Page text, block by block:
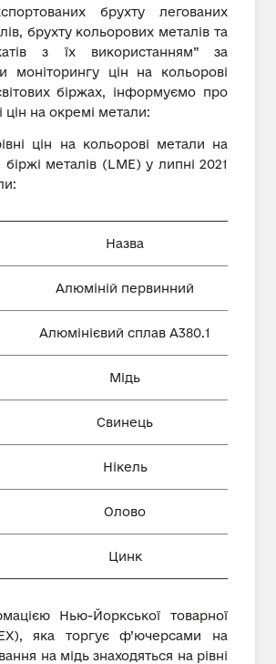
брухту легованих
брухту кольорових металів та
з їх використанням” за
моніторингу цін на кольорові
біржах, інформуємо про
цін на окремі метали:
цін на кольорові метали на
металів (LME) у липні 2021
Назва
Алюміній первинний
Алюмінієвий сплав А380.1
Мідь
Свинець
Нікель
Олово
Цинк
Нью-Йоркської товарної
яка торгує ф’ючерсами на
на мідь знаходяться на рівні